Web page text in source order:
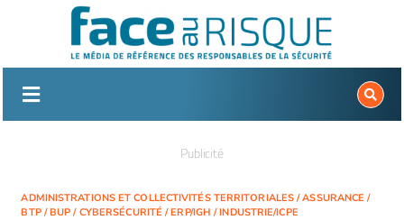
Publicité
ADMINISTRATIONS ET COLLECTIVITÉS TERRITORIALES /ASSURANCE /
BTP/BUP / CYBERSÉCURITÉ /ERP/IGH /INDUSTRIE/ICPE